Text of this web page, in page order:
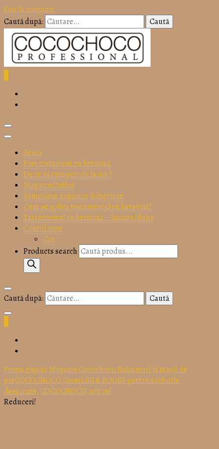
Sari la conținut
Caută după:
keratina
Produse profesionale, calitate garantata sau banii inapoi si pret
accesibil! Incearca chiar acum keratina COCOCHOCO
PROFESSIONAL!
Acasă
Preț tratament cu keratină
De ce să cumperi de la noi?
Magazin Online
Șampoane organice & îngrijire
Cum se aplică tratamentul cu keratină?
Tratamentul cu keratină – înainte/după
Contul meu
Coș
Products search
Caută după:
Prima paginăMagazin CocochocoBalsamuri și măști de
părCOCOCHOCO Cremă SILK BOOST pentru vârfurile
despicate, COCOCHOCO, 100 ml
Reduceri!